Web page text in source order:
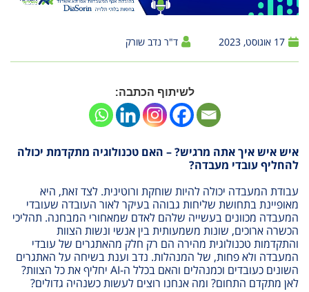
17 אוגוסט, 2023 ד"ר נדב שורק
לשיתוף הכתבה:
איש איש איך אתה מרגיש? – האם טכנולוגיה מתקדמת יכולה
להחליף עובדי מעבדה?
עבודת המעבדה יכולה להיות שוחקת ורוטינית. לצד זאת, היא
מאופיינת בתחושת שליחות גבוהה בעיקר לאור העובדה שעובדי
המעבדה מכוונים בעשייה שלהם לאדם שמאחורי המבחנה. תהליכי
הכשרה ארוכים, שונות משמעותית בין אנשי ונשות הצוות
והתקדמות טכנולוגית מהירה הם רק חלק מהאתגרים של עובדי
המעבדה ולא פחות, של המנהלות. נדב וענת בשיחה על האתגרים
השונים כעובדים וכמנהלים והאם בכלל ה-AI יחליף את כל הצוות?
לאן מתקדם התחום? ומה אנחנו רוצים לעשות כשנהיה גדולים?